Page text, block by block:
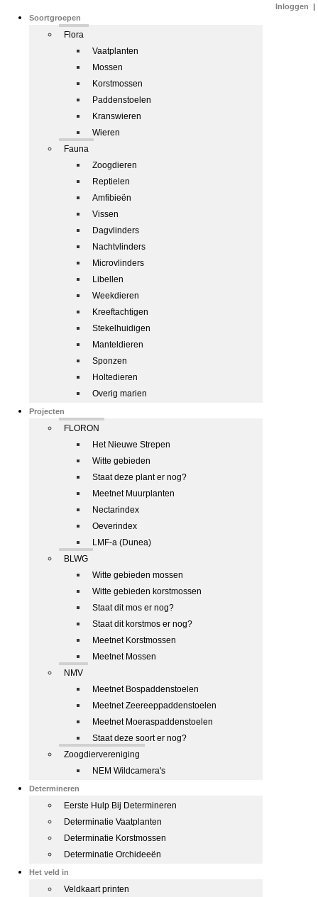
Soortgroepen
Flora
Vaatplanten
Mossen
Korstmossen
Paddenstoelen
Kranswieren
Wieren
Fauna
Zoogdieren
Reptielen
Amfibieën
Vissen
Dagvlinders
Nachtvlinders
Microvlinders
Libellen
Weekdieren
Kreeftachtigen
Stekelhuidigen
Manteldieren
Sponzen
Holtedieren
Overig marien
Projecten
FLORON
Het Nieuwe Strepen
Witte gebieden
Staat deze plant er nog?
Meetnet Muurplanten
Nectarindex
Oeverindex
LMF-a (Dunea)
BLWG
Witte gebieden mossen
Witte gebieden korstmossen
Staat dit mos er nog?
Staat dit korstmos er nog?
Meetnet Korstmossen
Meetnet Mossen
NMV
Meetnet Bospaddenstoelen
Meetnet Zeereeppaddenstoelen
Meetnet Moeraspaddenstoelen
Staat deze soort er nog?
Zoogdiervereniging
NEM Wildcamera's
Determineren
Eerste Hulp Bij Determineren
Determinatie Vaatplanten
Determinatie Korstmossen
Determinatie Orchideeën
Het veld in
Veldkaart printen
Inloggen |